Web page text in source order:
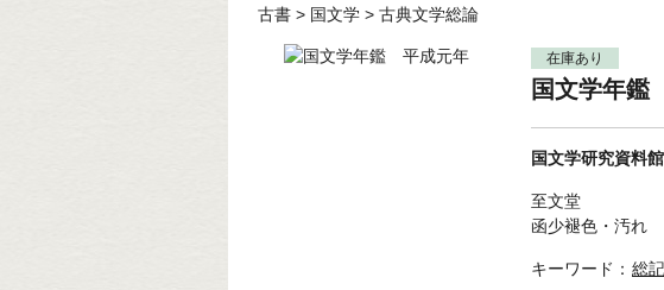
古書 > 国文学 > 古典文学総論
在庫あり
国文学年
国文学研究資料館
至文堂
函少褪色・汚れ
キーワード： 総記